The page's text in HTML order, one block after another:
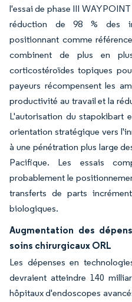
l'essai de phase III
réduction de 98 % des
positionnant comme
combinent de plus en
corticostéroïdes topiques
payeurs récompensent les
productivité au travail et la
L'autorisation du stapokibart
orientation stratégique vers
à une pénétration plus large
Pacifique. Les essais
probablement le
transferts de parts
biologiques.
Augmentation des
soins chirurgicaux ORL
Les dépenses en
devraient atteindre 140
hôpitaux d'endoscopes